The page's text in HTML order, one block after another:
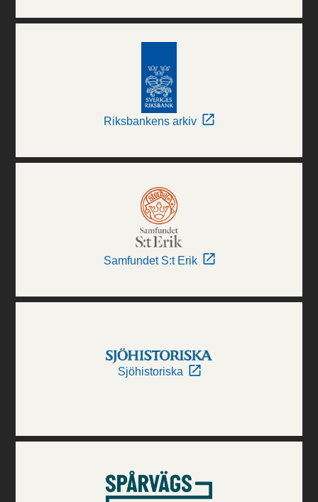
Riksbankens arkiv
Samfundet S:t Erik
Sjöhistoriska